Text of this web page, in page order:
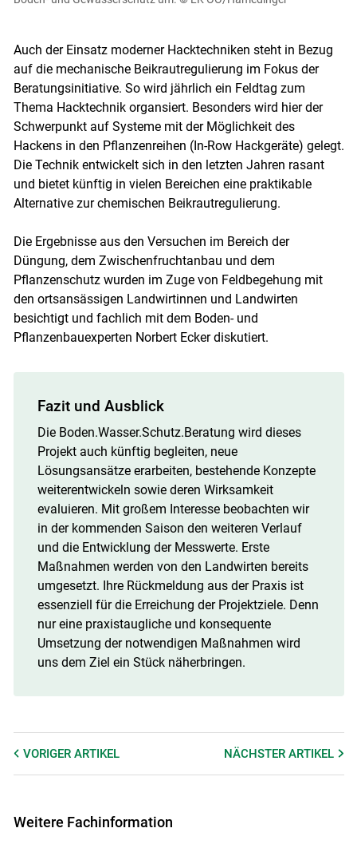
Auch der Einsatz moderner Hacktechniken steht in Bezug
auf die mechanische Beikrautregulierung im Fokus der
Beratungsinitiative. So wird jährlich ein Feldtag zum
Thema Hacktechnik organsiert. Besonders wird hier der
Schwerpunkt auf Systeme mit der Möglichkeit des
Hackens in den Pflanzenreihen (In-Row Hackgeräte) gelegt.
Die Technik entwickelt sich in den letzten Jahren rasant
und bietet künftig in vielen Bereichen eine praktikable
Alternative zur chemischen Beikrautregulierung.
Die Ergebnisse aus den Versuchen im Bereich der
Düngung, dem Zwischenfruchtanbau und dem
Pflanzenschutz wurden im Zuge von Feldbegehung mit
den ortsansässigen Landwirtinnen und Landwirten
besichtigt und fachlich mit dem Boden- und
Pflanzenbauexperten Norbert Ecker diskutiert.
Fazit und Ausblick
Die Boden.Wasser.Schutz.Beratung wird dieses
Projekt auch künftig begleiten, neue
Lösungsansätze erarbeiten, bestehende Konzepte
weiterentwickeln sowie deren Wirksamkeit
evaluieren. Mit großem Interesse beobachten wir
in der kommenden Saison den weiteren Verlauf
und die Entwicklung der Messwerte. Erste
Maßnahmen werden von den Landwirten bereits
umgesetzt. Ihre Rückmeldung aus der Praxis ist
essenziell für die Erreichung der Projektziele. Denn
nur eine praxistaugliche und konsequente
Umsetzung der notwendigen Maßnahmen wird
uns dem Ziel ein Stück näherbringen.
VORIGER ARTIKEL NÄCHSTERARTIKEL
Weitere Fachinformation